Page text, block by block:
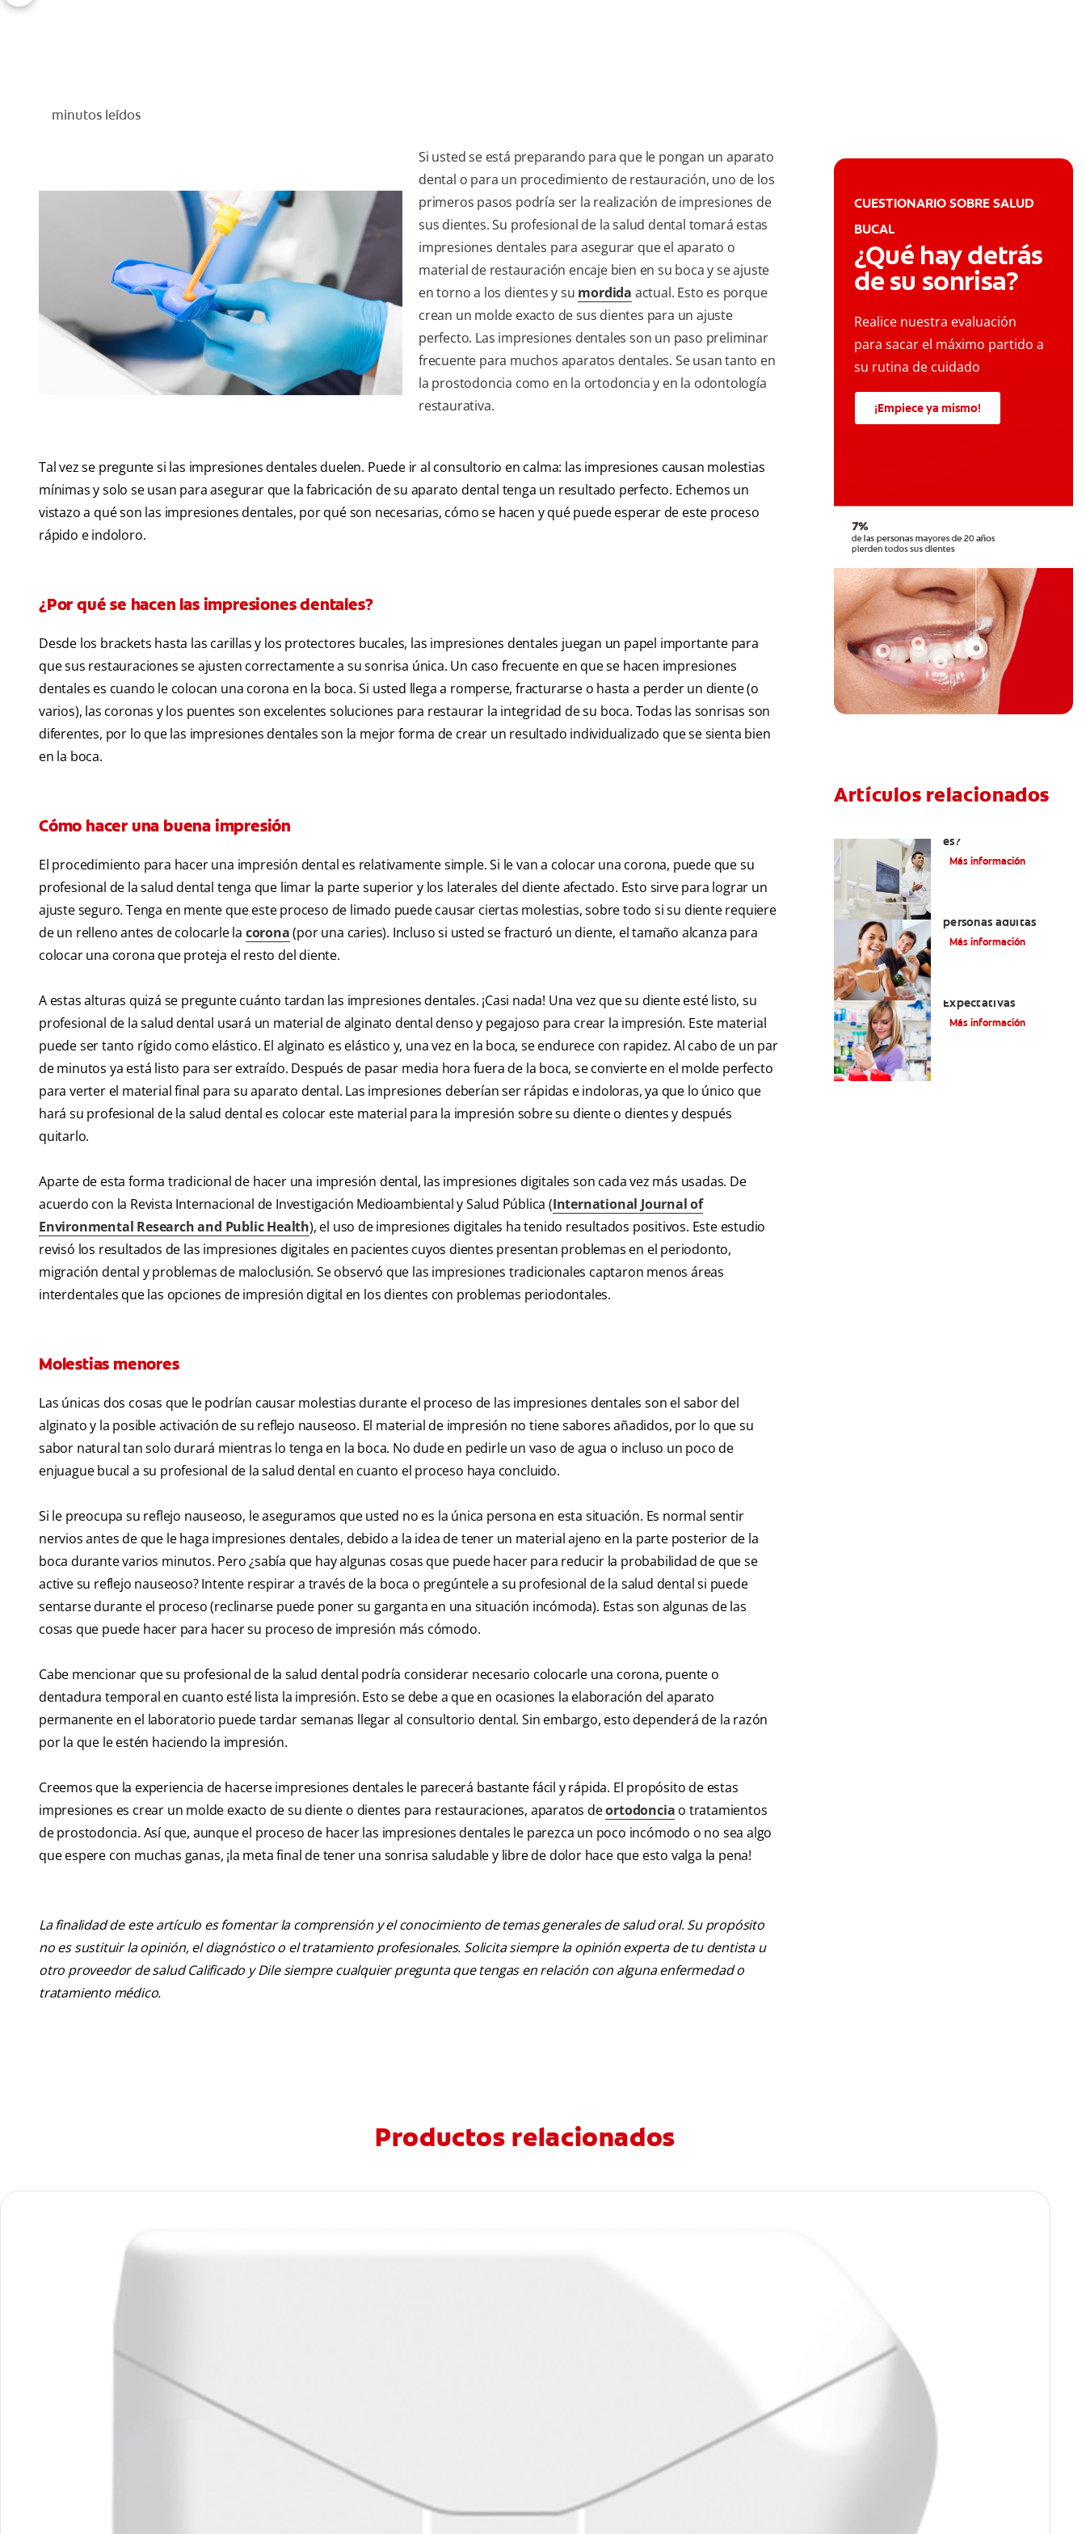
minutos leídos
Si usted se está preparando para que le pongan un aparato
dental o para un procedimiento de restauración, uno de los
primeros pasos podría ser la realización de impresiones de
sus dientes. Su profesional de la salud dental tomará estas
impresiones dentales para asegurar que el aparato o
material de restauración encaje bien en su boca y se ajuste
en torno a los dientes y su mordida actual. Esto es porque
crean un molde exacto de sus dientes para un ajuste
perfecto. Las impresiones dentales son un paso preliminar
frecuente para muchos aparatos dentales. Se usan tanto en
la prostodoncia como en la ortodoncia y en la odontología
restaurativa.
Tal vez se pregunte si las impresiones dentales duelen. Puede ir al consultorio en calma: las impresiones causan molestias
mínimas y solo se usan para asegurar que la fabricación de su aparato dental tenga un resultado perfecto. Echemos un
vistazo a qué son las impresiones dentales, por qué son necesarias, cómo se hacen y qué puede esperar de este proceso
rápido e indoloro.
¿Por qué se hacen las impresiones dentales?
Desde los brackets hasta las carillas y los protectores bucales, las impresiones dentales juegan un papel importante para
que sus restauraciones se ajusten correctamente a su sonrisa única. Un caso frecuente en que se hacen impresiones
dentales es cuando le colocan una corona en la boca. Si usted llega a romperse, fracturarse o hasta a perder un diente (o
varios), las coronas y los puentes son excelentes soluciones para restaurar la integridad de su boca. Todas las sonrisas son
diferentes, por lo que las impresiones dentales son la mejor forma de crear un resultado individualizado que se sienta bien
en la boca.
Cómo hacer una buena impresión
El procedimiento para hacer una impresión dental es relativamente simple. Si le van a colocar una corona, puede que su
profesional de la salud dental tenga que limar la parte superior y los laterales del diente afectado. Esto sirve para lograr un
ajuste seguro. Tenga en mente que este proceso de limado puede causar ciertas molestias, sobre todo si su diente requiere
de un relleno antes de colocarle la corona(por una caries). Incluso si usted se fracturó un diente, el tamaño alcanza para
colocar una corona que proteja el resto del diente.
A estas alturas quizá se pregunte cuánto tardan las impresiones dentales. ¡Casi nada! Una vez que su diente esté listo, su
profesional de la salud dental usará un material de alginato dental denso y pegajoso para crear la impresión. Este material
puede ser tanto rígido como elástico. El alginato es elástico y, una vez en la boca, se endurece con rapidez. Al cabo de un par
de minutos ya está listo para ser extraído. Después de pasar media hora fuera de la boca, se convierte en el molde perfecto
para verter el material final para su aparato dental. Las impresiones deberían ser rápidas e indoloras, ya que lo único que
hará su profesional de la salud dental es colocar este material para la impresión sobre su diente o dientes y después
quitarlo.
Aparte de esta forma tradicional de hacer una impresión dental, las impresiones digitales son cada vez más usadas. De
acuerdo con la Revista Internacional de Investigación Medioambiental y Salud Pública (International Journal of
Environmental Research and Public Health), el uso de impresiones digitales ha tenido resultados positivos. Este estudio
revisó los resultados de las impresiones digitales en pacientes cuyos dientes presentan problemas en el periodonto,
migración dental y problemas de maloclusión. Se observó que las impresiones tradicionales captaron menos áreas
interdentales que las opciones de impresión digital en los dientes con problemas periodontales.
Molestias menores
Las únicas dos cosas que le podrían causar molestias durante el proceso de las impresiones dentales son el sabor del
alginato y la posible activación de su reflejo nauseoso. El material de impresión no tiene sabores añadidos, por lo que su
sabor natural tan solo durará mientras lo tenga en la boca. No dude en pedirle un vaso de agua o incluso un poco de
enjuague bucal a su profesional de la salud dental en cuanto el proceso haya concluido.
Si le preocupa su reflejo nauseoso, le aseguramos que usted no es la única persona en esta situación. Es normal sentir
nervios antes de que le haga impresiones dentales, debido a la idea de tener un material ajeno en la parte posterior de la
boca durante varios minutos. Pero ¿sabía que hay algunas cosas que puede hacer para reducir la probabilidad de que se
active su reflejo nauseoso? Intente respirar a través de la boca o pregúntele a su profesional de la salud dental si puede
sentarse durante el proceso (reclinarse puede poner su garganta en una situación incómoda). Estas son algunas de las
cosas que puede hacer para hacer su proceso de impresión más cómodo.
Cabe mencionar que su profesional de la salud dental podría considerar necesario colocarle una corona, puente o
dentadura temporal en cuanto esté lista la impresión. Esto se debe a que en ocasiones la elaboración del aparato
permanente en el laboratorio puede tardar semanas llegar al consultorio dental. Sin embargo, esto dependerá de la razón
por la que le estén haciendo la impresión.
Creemos que la experiencia de hacerse impresiones dentales le parecerá bastante fácil y rápida. El propósito de estas
impresiones es crear un molde exacto de su diente o dientes para restauraciones, aparatos deortodoncia o tratamientos
de prostodoncia. Así que, aunque el proceso de hacer las impresiones dentales le parezca un poco incómodo o no sea algo
que espere con muchas ganas, ¡la meta final de tener una sonrisa saludable y libre de dolor hace que esto valga la pena!
La finalidad de este artículo es fomentar la comprensión y el conocimiento de temas generales de salud oral. Su propósito
no es sustituir la opinión, el diagnóstico o el tratamiento profesionales. Solicita siempre la opinión experta de tu dentista u
otro proveedor de salud Calificado y Dile siempre cualquier pregunta que tengas en relación con alguna enfermedad o
tratamiento médico.
CUESTIONARIO SOBRE SALUD
BUCAL
¿Qué hay detrás
de su sonrisa?
Realice nuestra evaluación
para sacar el máximo partido a
su rutina de cuidado
¡Empiece ya mismo!
Artículos relacionados
es?
Más información
personas adultas
Más información
Expectativas
Más información
Productos relacionados